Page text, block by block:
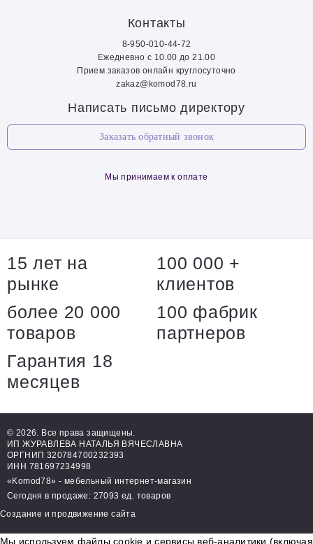
Контакты
8-950-010-44-72
Ежедневно с 10.00 до 21.00
Прием заказов онлайн круглосуточно
zakaz@komod78.ru
Написать письмо директору
Заказать обратный звонок
Мы принимаем к оплате
15 лет на
рынке
100 000 +
клиентов
более 20 000
товаров
100 фабрик
партнеров
Гарантия 18
месяцев
© 2026. Все права защищены.
ИП ЖУРАВЛЕВА НАТАЛЬЯ ВЯЧЕСЛАВНА
ОРГНИП 320784700232393
ИНН 781697234998
«Komod78» - мебельный интернет-магазин
Сегодня в продаже: 27093 ед. товаров
Создание и продвижение сайта
Мы используем файлы cookie и сервисы веб-аналитики (включая